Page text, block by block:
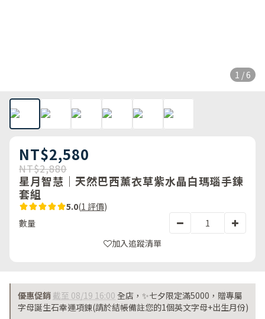
1 / 6
NT$2,580
NT$2,880
星月智慧｜天然巴西薰衣草紫水晶白瑪瑙手鍊
套組
5.0(1 評價)
數量
加入追蹤清單
優惠促銷 截至 08/19 16:00 全店，✨七夕限定滿5000，贈專屬
字母誕生石幸運項鍊(請於結帳備註您的1個英文字母+出生月份)